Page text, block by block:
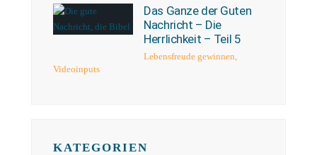
Das Ganze der Guten
Nachricht – Die
Herrlichkeit – Teil 5
Lebensfreude gewinnen,
Videoinputs
KATEGORIEN